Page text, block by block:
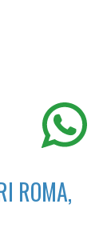
ROMA,